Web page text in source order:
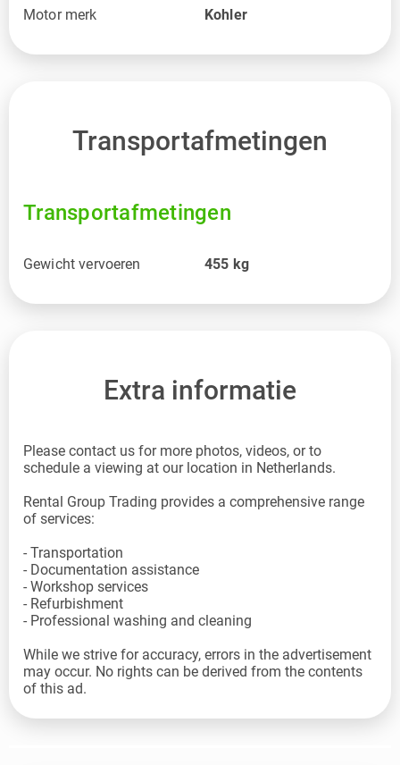
Motor merk Kohler
Transportafmetingen
Transportafmetingen
Gewicht vervoeren 455 kg
Extra informatie
Please contact us for more photos, videos, or to
schedule a viewing at our location in Netherlands.
Rental Group Trading provides a comprehensive range
of services:
- Transportation
- Documentation assistance
- Workshop services
- Refurbishment
- Professional washing and cleaning
While we strive for accuracy, errors in the advertisement
may occur. No rights can be derived from the contents
of this ad.